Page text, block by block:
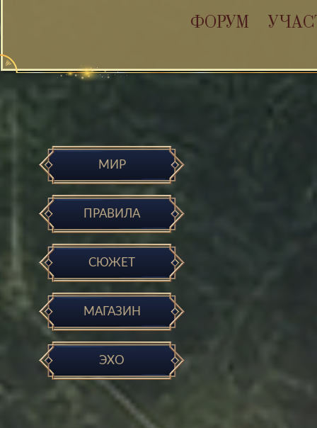
ФОРУМ
МИР
ПРАВИЛА
СЮЖЕТ
МАГАЗИН
ЭХО